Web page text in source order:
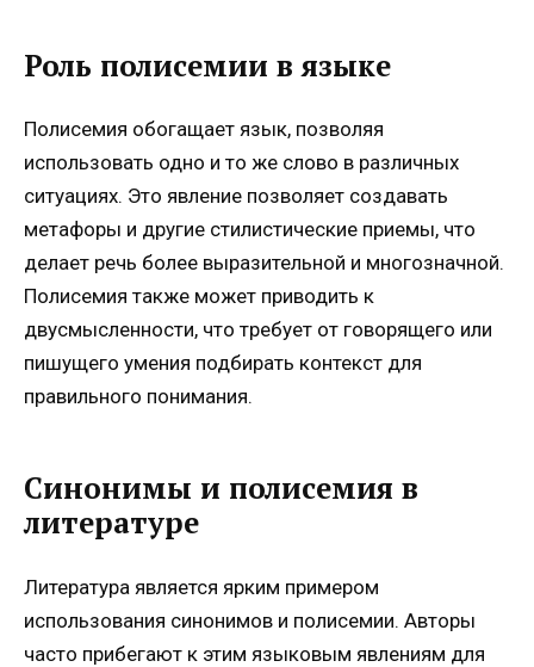
Роль полисемии в языке
Полисемия обогащает язык, позволяя
использовать одно и то же слово в различных
ситуациях. Это явление позволяет создавать
метафоры и другие стилистические приемы, что
делает речь более выразительной и многозначной.
Полисемия также может приводить к
двусмысленности, что требует от говорящего или
пишущего умения подбирать контекст для
правильного понимания.
Синонимы и полисемия в
литературе
Литература является ярким примером
использования синонимов и полисемии. Авторы
часто прибегают к этим языковым явлениям для